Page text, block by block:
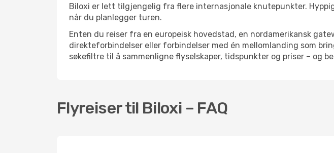
Biloxi er lett tilgjengelig fra flere internasjonale knutepunkter.
når du planlegger turen.
Enten du reiser fra en europeisk hovedstad, en nordamerikansk
direkteforbindelser eller forbindelser med én mellomlanding som
søkefiltre til å sammenligne flyselskaper, tidspunkter og priser – og
Flyreiser til Biloxi – FAQ